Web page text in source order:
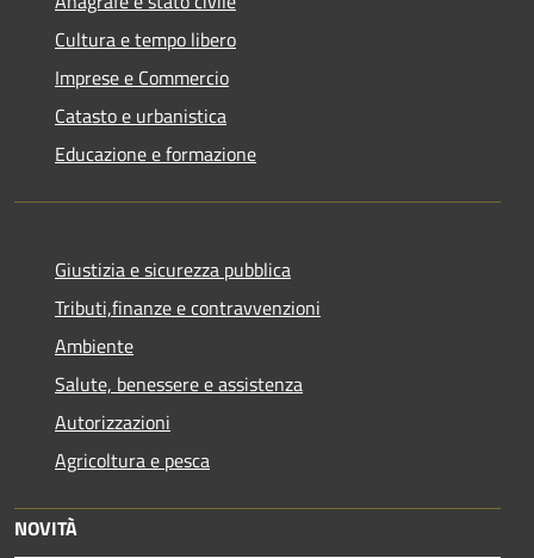
Cultura e tempo libero
Imprese e Commercio
Catasto e urbanistica
Educazione e formazione
Giustizia e sicurezza pubblica
Tributi,finanze e contravvenzioni
Ambiente
Salute, benessere e assistenza
Autorizzazioni
Agricoltura e pesca
NOVITÀ